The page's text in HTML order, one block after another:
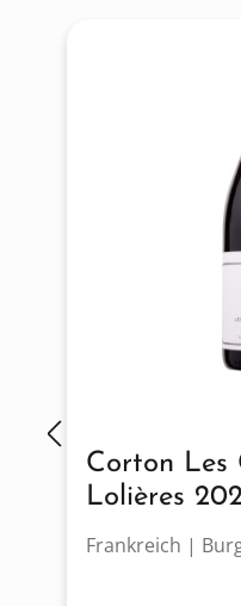
Corton Les
Lolières
Frankreich |